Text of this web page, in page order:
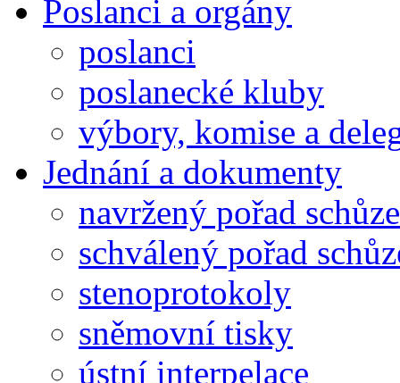
Poslanci a orgány
poslanci
poslanecké kluby
výbory, komise a
Jednání a dokumenty
navržený pořad schůze
schválený pořad
stenoprotokoly
sněmovní tisky
ústní interpelace